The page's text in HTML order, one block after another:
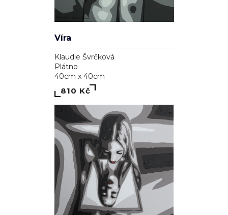
Víra
Klaudie Švrčková
Plátno
40cm x 40cm
810 Kč